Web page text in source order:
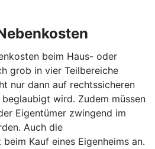
beim Haus- oder
grob in vier Teilbereiche
nur dann auf rechtssicheren
wird. Zudem müssen
Eigentümer zwingend im
Auch die
Kauf eines Eigenheims an.